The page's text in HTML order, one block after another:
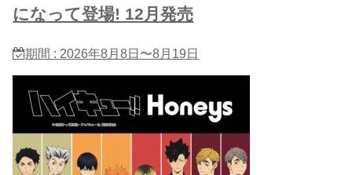
になって登場! 12月発売
期間 : 2026年8月8日〜8月19日